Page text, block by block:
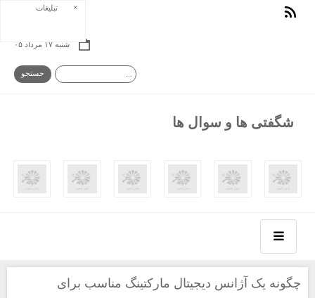
شنبه ۱۷ مرداد ۰۵
شگفتی‌ ها و سوال‌ ها
چگونه یک آژانس دیجیتال مارکتینگ مناسب برای
تبلیغات ×